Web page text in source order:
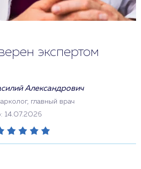
экспертом
Александрович
главный врач
14.07.2026